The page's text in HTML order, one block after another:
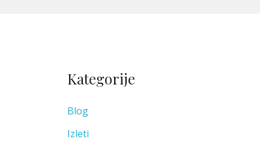
Kategorije
Blog
Izleti